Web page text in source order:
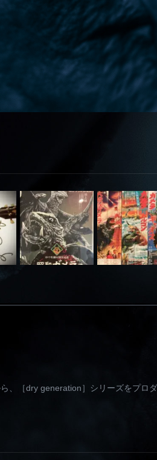
、［dry generation］シリーズをプロ